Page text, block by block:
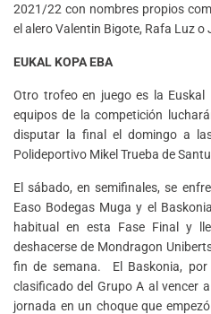
2021/22 con nombres propios
el alero Valentin Bigote, Rafa Luz o
EUKAL KOPA EBA
Otro trofeo en juego es la Euskal
equipos de la competición
disputar la final el domingo a
Polideportivo Mikel Trueba de
El sábado, en semifinales, se
Easo Bodegas Muga y el
habitual en esta Fase Final y
deshacerse de Mondragon
fin de semana. El Baskonia,
clasificado del Grupo A al vencer
jornada en un choque que